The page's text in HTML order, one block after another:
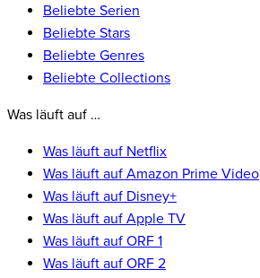
Beliebte Serien
Beliebte Stars
Beliebte Genres
Beliebte Collections
Was läuft auf …
Was läuft auf Netflix
Was läuft auf Amazon Prime Video
Was läuft auf Disney+
Was läuft auf Apple TV
Was läuft auf ORF 1
Was läuft auf ORF 2